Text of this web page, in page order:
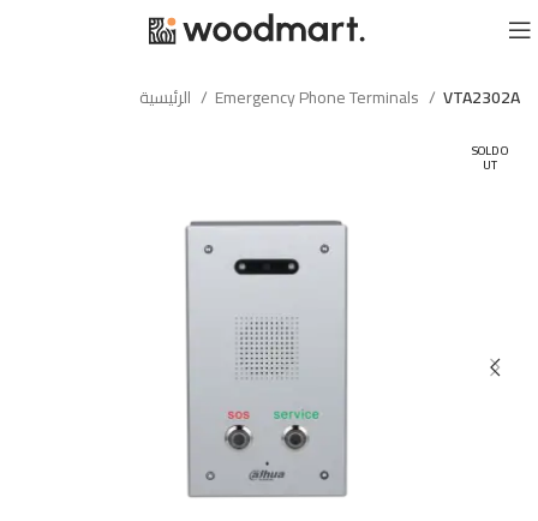
Emergency Phone Terminals VTA2302A
SOLD O
UT